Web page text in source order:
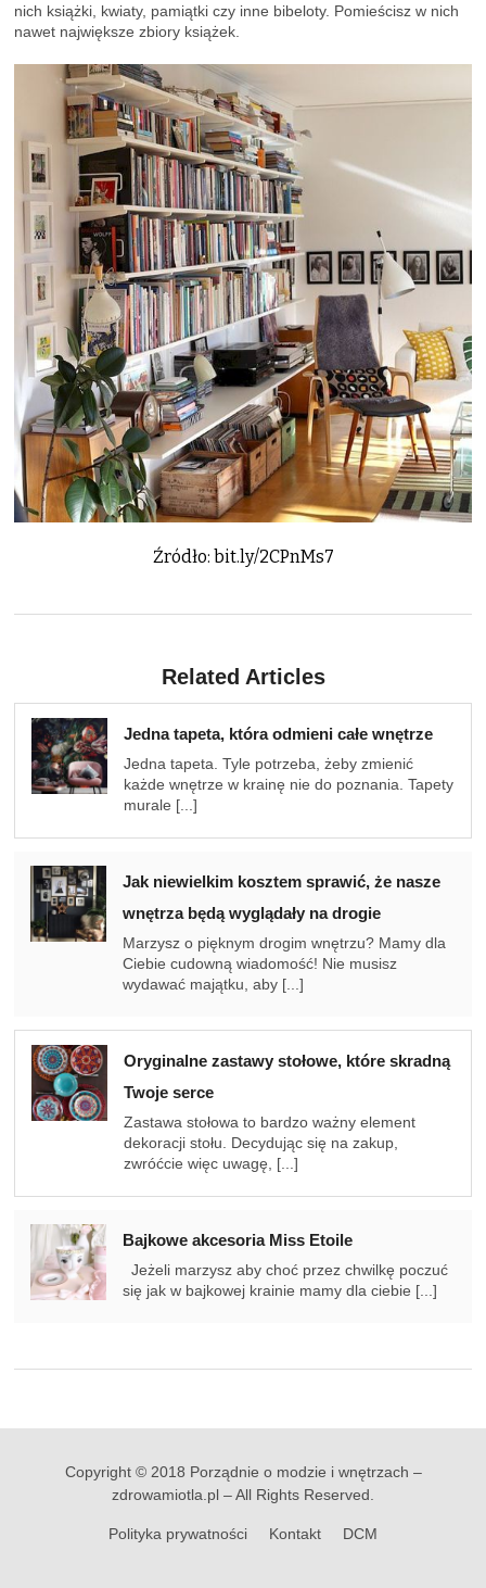
nich książki, kwiaty, pamiątki czy inne bibeloty. Pomieścisz w nich
nawet największe zbiory książek.
Źródło: bit.ly/2CPnMs7
Related Articles
Jedna tapeta, która odmieni całe wnętrze
Jedna tapeta. Tyle potrzeba, żeby zmienić
każde wnętrze w krainę nie do poznania. Tapety
murale [...]
Jak niewielkim kosztem sprawić, że nasze
wnętrza będą wyglądały na drogie
Marzysz o pięknym drogim wnętrzu? Mamy dla
Ciebie cudowną wiadomość! Nie musisz
wydawać majątku, aby [...]
Oryginalne zastawy stołowe, które skradną
Twoje serce
Zastawa stołowa to bardzo ważny element
dekoracji stołu. Decydując się na zakup,
zwróćcie więc uwagę, [...]
Bajkowe akcesoria Miss Etoile
Jeżeli marzysz aby choć przez chwilkę poczuć
się jak w bajkowej krainie mamy dla ciebie [...]
Copyright © 2018 Porządnie o modzie i wnętrzach –
zdrowamiotla.pl – All Rights Reserved.
Polityka prywatności Kontakt DCM